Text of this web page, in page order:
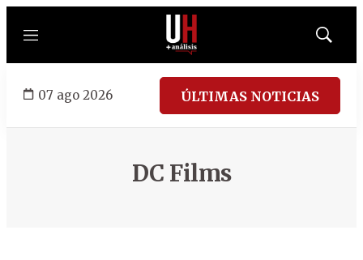
Menú
Mostrar
07 ago 2026 ÚLTIMAS NOTICIAS
DC Films